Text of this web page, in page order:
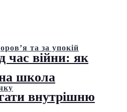
та за упокій
час війни: як
школа
внутрішню